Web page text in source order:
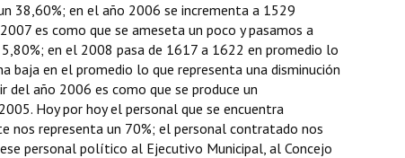
38,60%; en el año 2006 se incrementa a 1529
es como que se ameseta un poco y pasamos a
en el 2008 pasa de 1617 a 1622 en promedio lo
baja en el promedio lo que representa una disminución
del año 2006 es como que se produce un
Hoy por hoy el personal que se encuentra
nos representa un 70%; el personal contratado nos
personal político al Ejecutivo Municipal, al Concejo